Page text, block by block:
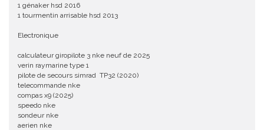
1 génaker hsd 2016
1 tourmentin arrisable hsd 2013
Electronique
calculateur giropilote 3 nke neuf de 2025
verin raymarine type 1
pilote de secours simrad TP32 (2020)
telecommande nke
compas x9 (2025)
speedo nke
sondeur nke
aerien nke